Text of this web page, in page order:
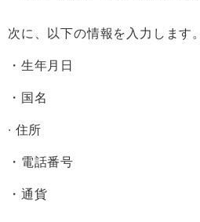
次に、以下の情報を入力します。
・生年月日
・国名
∙ 住所
・電話番号
・通貨